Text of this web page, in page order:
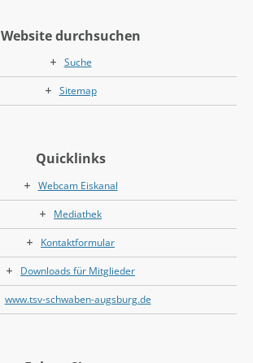
Website durchsuchen
Suche
Sitemap
Quicklinks
Webcam Eiskanal
Mediathek
Kontaktformular
Downloads für Mitglieder
www.tsv-schwaben-augsburg.de